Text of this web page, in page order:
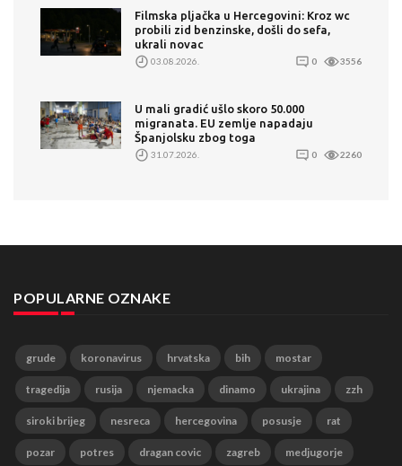
Filmska pljačka u Hercegovini: Kroz wc
probili zid benzinske, došli do sefa,
ukrali novac
03.08.2026. 0 3556
U mali gradić ušlo skoro 50.000
migranata. EU zemlje napadaju
Španjolsku zbog toga
31.07.2026. 0 2260
POPULARNE OZNAKE
grude koronavirus hrvatska bih mostar
tragedija rusija njemacka dinamo ukrajina zzh
siroki brijeg nesreca hercegovina posusje rat
pozar potres dragan covic zagreb medjugorje